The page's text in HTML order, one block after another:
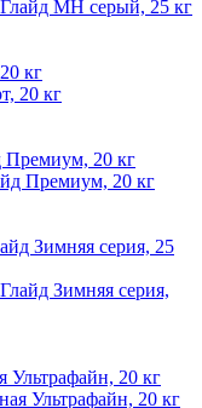
кг
Премиум, 20 кг
Зимняя серия, 25
20 кг